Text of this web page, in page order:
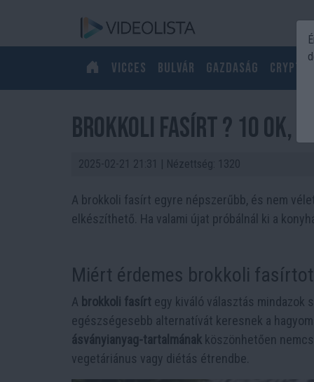
Vicces Bulvár Gazdaság Crypto
BROKKOLI FASÍRT ? 10
2025-02-21 21:31 | Nézettség: 1320
A brokkoli fasírt egyre népszerűbb, és nem
elkészíthető. Ha valami újat próbálnál ki a
Miért érdemes brokkoli
A brokkoli fasírt egy kiváló választás mindazok
egészségesebb alternatívát keresnek a
ásványianyag-tartalmának köszönhetően
vegetáriánus vagy diétás étrendbe.